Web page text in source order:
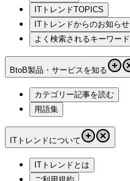
ITトレンドTOPICS
ITトレンドからのお知らせ
よく検索されるキーワード
BtoB製品・サービスを知る
カテゴリー記事を読む
用語集
ITトレンドについて
ITトレンドとは